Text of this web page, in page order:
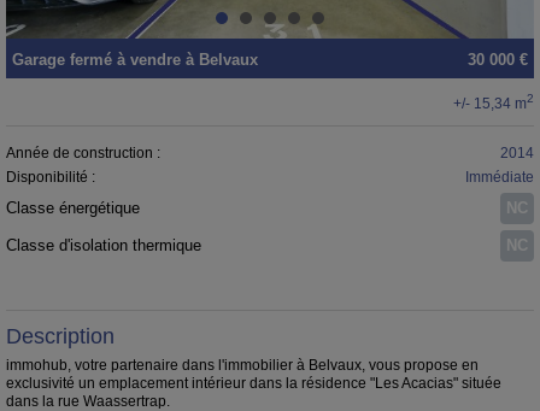
30 000 €
Garage fermé à vendre à Belvaux
+/- 15,34 m2
Année de construction :
2014
Disponibilité :
Immédiate
Classe énergétique NC
Classe d'isolation thermique NC
Description
immohub, votre partenaire dans l'immobilier à Belvaux, vous propose en
exclusivité un emplacement intérieur dans la résidence "Les Acacias" située
dans la rue Waassertrap.